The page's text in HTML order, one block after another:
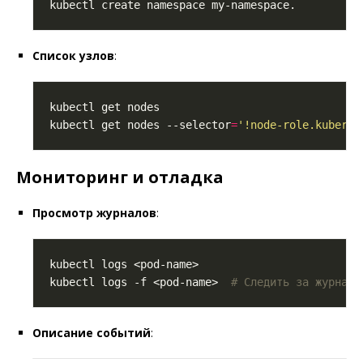
Список узлов:
kubectl get nodes --selector='!node-
Мониторинг и отладка
Просмотр журналов:
kubectl logs -f <pod-name> # Следить за
Описание событий: